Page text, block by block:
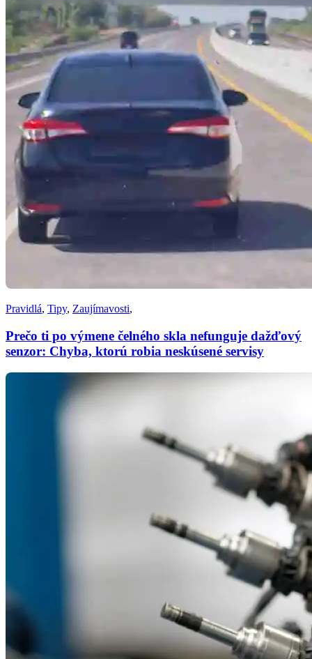
Pravidlá, Tipy, Zaujímavosti,
Prečo ti po výmene čelného skla nefunguje dažďový
senzor: Chyba, ktorú robia neskúsené servisy